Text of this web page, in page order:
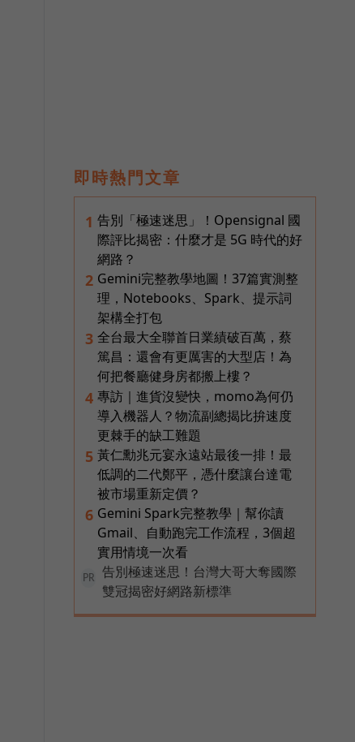
即時熱門文章
1 告別「極速迷思」！Opensignal 國
際評比揭密：什麼才是 5G 時代的好
網路？
2 Gemini完整教學地圖！37篇實測整
理，Notebooks、Spark、提示詞
架構全打包
3 全台最大全聯首日業績破百萬，蔡
篤昌：還會有更厲害的大型店！為
何把餐廳健身房都搬上樓？
4 專訪｜進貨沒變快，momo為何仍
導入機器人？物流副總揭比拚速度
更棘手的缺工難題
5 黃仁勳兆元宴永遠站最後一排！最
低調的二代鄭平，憑什麼讓台達電
被市場重新定價？
6 Gemini Spark完整教學｜幫你讀
Gmail、自動跑完工作流程，3個超
實用情境一次看
PR
告別極速迷思！台灣大哥大奪國際
雙冠揭密好網路新標準